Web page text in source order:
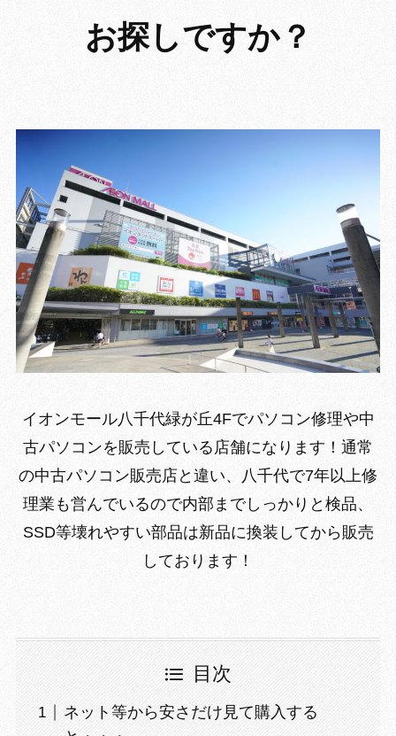
お探しですか？
イオンモール八千代緑が丘4Fでパソコン修理や中
古パソコンを販売している店舗になります！通常
の中古パソコン販売店と違い、八千代で7年以上修
理業も営んでいるので内部までしっかりと検品、
SSD等壊れやすい部品は新品に換装してから販売
しております！
目次
ネット等から安さだけ見て購入する